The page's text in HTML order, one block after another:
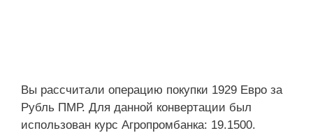
Вы рассчитали операцию покупки 1929 Евро за
Рубль ПМР. Для данной конвертации был
использован курс Агропромбанка: 19.1500.